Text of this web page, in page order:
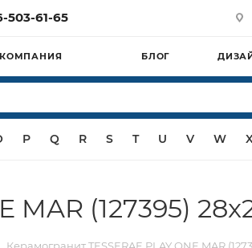
503-61-65
КОМПАНИЯ БЛОГ
P Q R S T U V W
MAR (127395)